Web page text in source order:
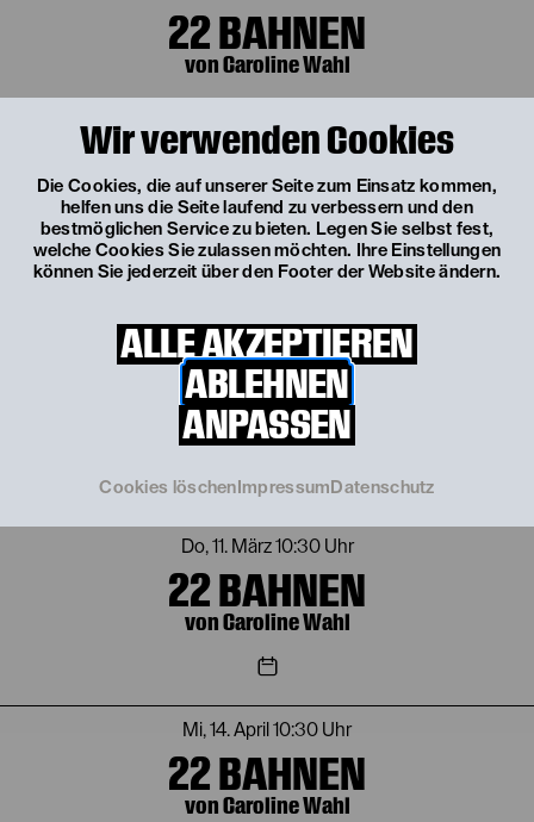
Wir verwenden Cookies
Die Cookies, die auf unserer Seite zum Einsatz kommen,
helfen uns die Seite laufend zu verbessern und den
bestmöglichen Service zu bieten. Legen Sie selbst fest,
welche Cookies Sie zulassen möchten. Ihre Einstellungen
können Sie jederzeit über den Footer der Website ändern.
ALLE AKZEPTIEREN
ABLEHNEN
ANPASSEN
Cookies löschen Impressum Datenschutz
22 BAHNEN
von Caroline Wahl
22 BAHNEN
von Caroline Wahl
Fr, 19. Februar19:00 Uhr
22 BAHNEN
von Caroline Wahl
TICKETS
24
Do, 11. März10:30 Uhr
22 BAHNEN
von Caroline Wahl
Mi, 14. April 10:30 Uhr
22 BAHNEN
von Caroline Wahl